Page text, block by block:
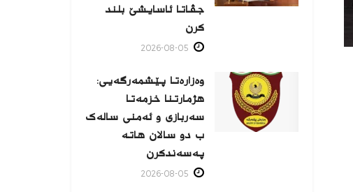
جڤاتا ئاسایشێ بلند
كرن
وەزارەتا پێشمەرگەیی:
هژمارتنا خزمەتا
سەربازی و ئەمنی سالەک
ب دو سالان هاتە
پەسەندكرن